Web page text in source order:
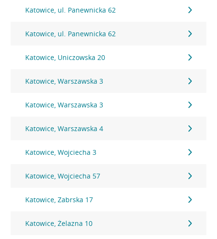
Katowice, ul. Panewnicka 62
Katowice, ul. Panewnicka 62
Katowice, Uniczowska 20
Katowice, Warszawska 3
Katowice, Warszawska 3
Katowice, Warszawska 4
Katowice, Wojciecha 3
Katowice, Wojciecha 57
Katowice, Zabrska 17
Katowice, Żelazna 10